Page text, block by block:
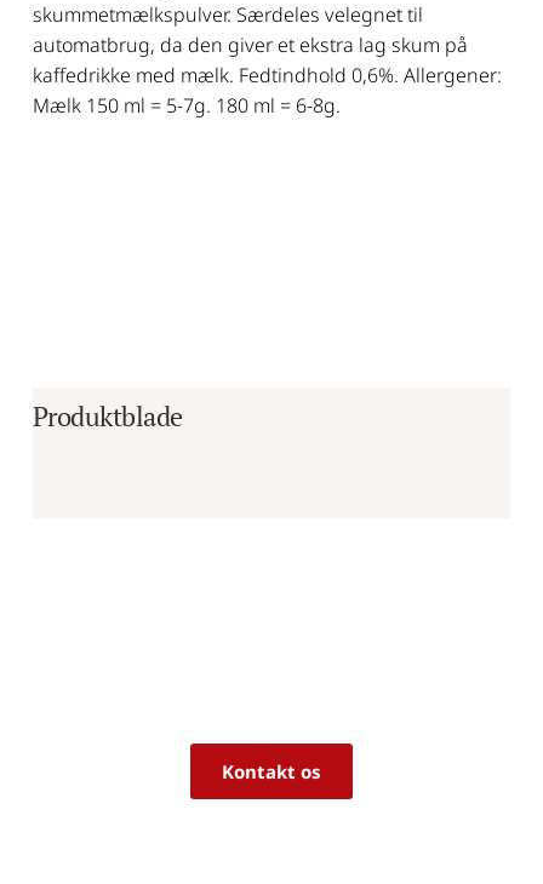
skummetmælkspulver. Særdeles velegnet til
automatbrug, da den giver et ekstra lag skum på
kaffedrikke med mælk. Fedtindhold 0,6%. Allergener:
Mælk 150 ml = 5-7g. 180 ml = 6-8g.
Produktblade
Kontakt os